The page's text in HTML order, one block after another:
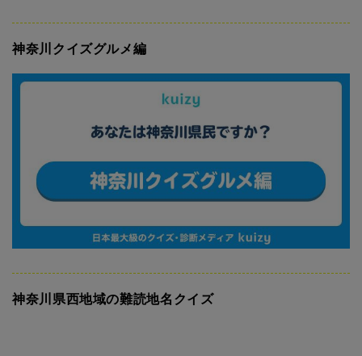
神奈川クイズグルメ編
神奈川県西地域の難読地名クイズ